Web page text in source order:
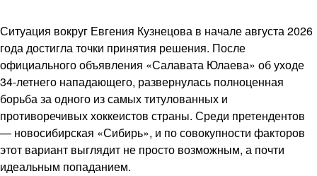
Ситуация вокруг Евгения Кузнецова в начале августа 2026
года достигла точки принятия решения. После
официального объявления «Салавата Юлаева» об уходе
34-летнего нападающего, развернулась полноценная
борьба за одного из самых титулованных и
противоречивых хоккеистов страны. Среди претендентов
— новосибирская «Сибирь», и по совокупности факторов
этот вариант выглядит не просто возможным, а почти
идеальным попаданием.